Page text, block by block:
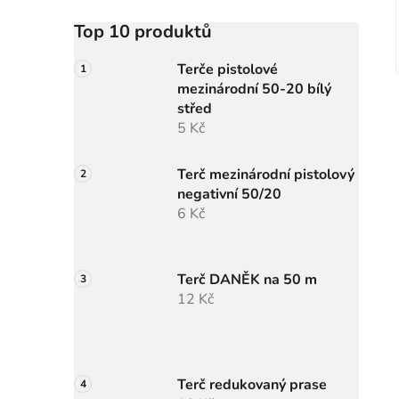
Top 10 produktů
Terče pistolové
mezinárodní 50-20 bílý
střed
5 Kč
Terč mezinárodní pistolový
negativní 50/20
6 Kč
Terč DANĚK na 50 m
12 Kč
Terč redukovaný prase